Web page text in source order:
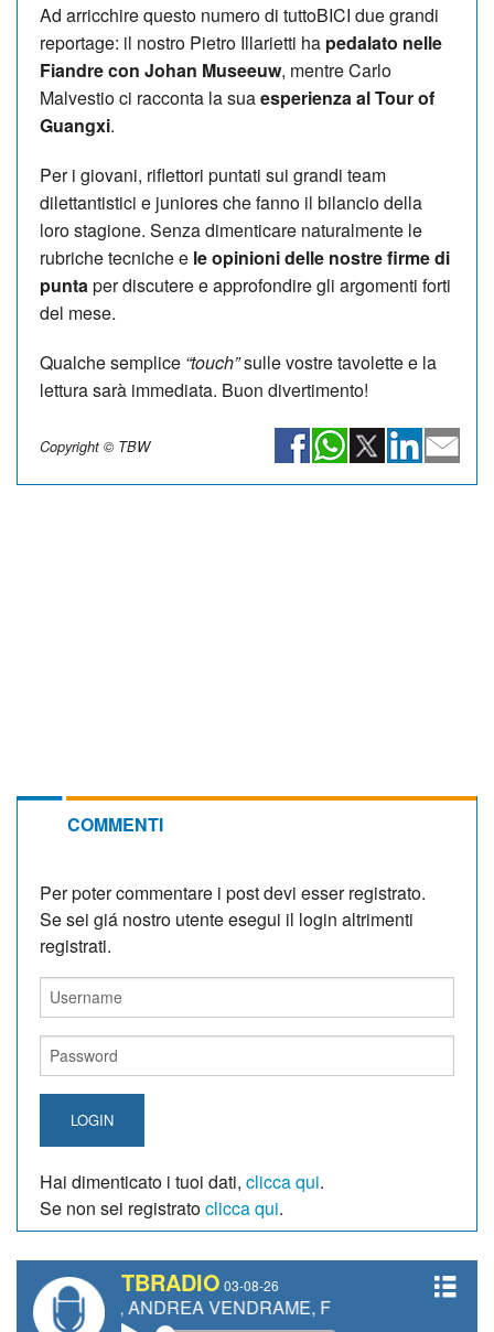
Ad arricchire questo numero di tuttoBICI due grandi
reportage: il nostro Pietro Illarietti ha pedalato nelle
Fiandre con Johan Museeuw, mentre Carlo
Malvestio ci racconta la suaesperienza al Tour of
Guangxi.
Per i giovani, riflettori puntati sui grandi team
dilettantistici e juniores che fanno il bilancio della
loro stagione. Senza dimenticare naturalmente le
rubriche tecniche e le opinioni delle nostre firme di
puntaper discutere e approfondire gli argomenti forti
del mese.
Qualche semplice “touch”sulle vostre tavolette e la
lettura sarà immediata. Buon divertimento!
Copyright © TBW
COMMENTI
Per poter commentare i post devi esser registrato.
Se sei giá nostro utente esegui il login altrimenti
registrati.
LOGIN
Hai dimenticato i tuoi dati, clicca qui.
Se non sei registratoclicca qui.
TBRADIO 03-08-26
ANDREA VENDRAME, FILIPPO FIORELLI